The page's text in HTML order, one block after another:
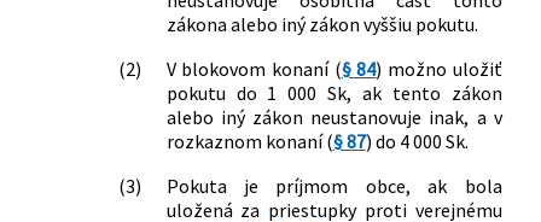
Slovenskej národnej rady č. 372/1990
Zb. o priestupkoch v znení neskorších
predpisov
191/2009 Z. z.
Zákon, ktorým sa mení a dopĺňa zákon
č. 338/2000 Z. z. o vnútrozemskej
plavbe a o zmene a doplnení
niektorých zákonov v znení neskorších
predpisov a o zmene a doplnení
zákona alebo iný zákon vyššiu pokutu.
(2)
V blokovom konaní (§ 84) možno uložiť
pokutu do 1 000 Sk, ak tento zákon
alebo iný zákon neustanovuje inak, a v
rozkaznom konaní (§ 87) do 4 000 Sk.
(3)
Pokuta je príjmom obce, ak bola
uložená za priestupky proti verejnému